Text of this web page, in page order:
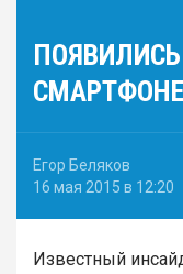
СМАРТФОНЕ
Егор Беляков
16 мая 2015 в 12:20
Известный